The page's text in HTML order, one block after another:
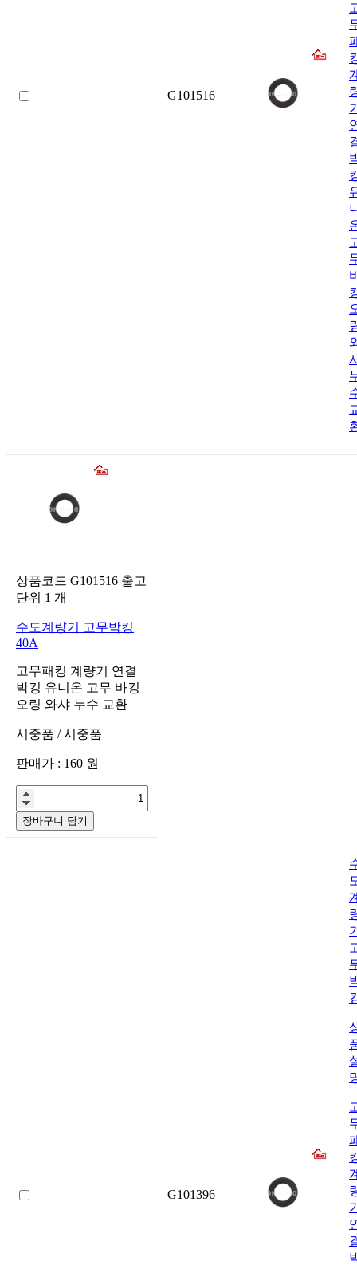
G101516
상품코드 G101516 출고
단위 1 개
수도계량기 고무박킹
40A
고무패킹 계량기 연결
박킹 유니온 고무 바킹
오링 와샤 누수 교환
시중품 / 시중품
판매가 : 160 원
장바구니 담기
G101396